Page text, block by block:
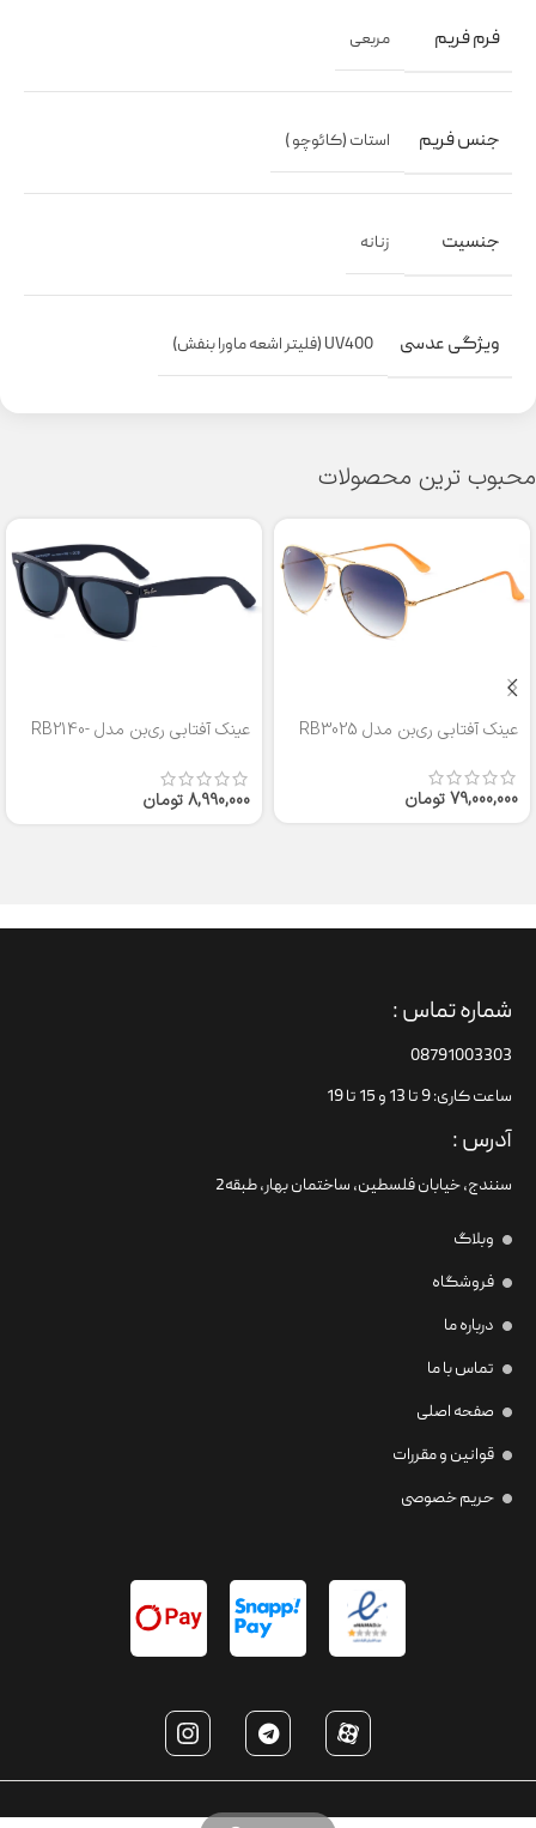
فرم فریم مربعی
جنس فریم استات (کائوچو )
جنسیت زنانه
ویژگی عدسی UV400 (فلیتر اشعه ماورا بنفش)
محبوب ترین محصولات
عینک آفتابی ری‌بن مدل RB3025
79,000,000تومان
عینک آفتابی ری‌بن مدل RB2140-
8,990,000تومان
شماره تماس :
08791003303
ساعت کاری: 9 تا 13 و 15 تا 19
آدرس :
سنندج، خیابان فلسطین،‌ ساختمان بهار، طبقه2
وبلاگ
فروشگاه
درباره ما
تماس با ما
صفحه اصلی
قوانین و مقررات
حریم خصوصی